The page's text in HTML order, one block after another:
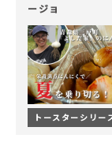
ージョ
トースターシリー